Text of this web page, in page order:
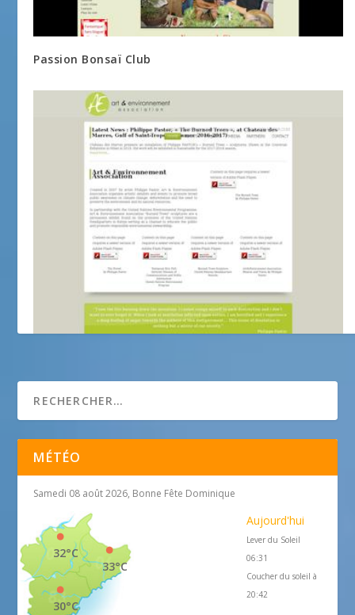
Passion Bonsaï Club
MÉTÉO
Samedi 08 août 2026, Bonne Fête Dominique
33°C
32°C
30°C
Aujourd'hui
Lever du Soleil
06:31
Coucher du soleil à
20:42